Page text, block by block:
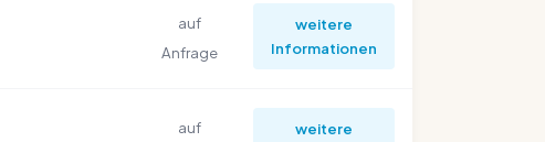
auf
Anfrage
weitere
Informationen
auf
weitere